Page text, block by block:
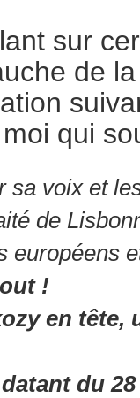
sur
de
qui
sa voix et
de
européens
!
en
du